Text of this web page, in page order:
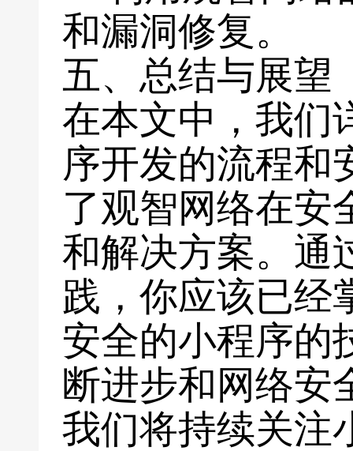
和漏洞修复。
五、总结与展望
在本文中，我们
序开发的流程和
了观智网络在安
和解决方案。通
践，你应该已经
安全的小程序的
断进步和网络安
我们将持续关注